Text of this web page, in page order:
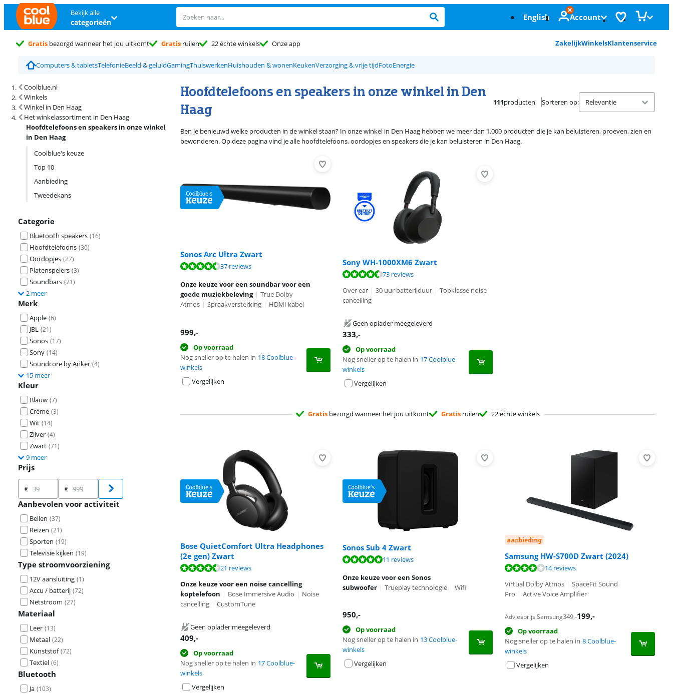
Bekijk alle
categorieën English Account
Gratis bezorgd wanneer het jou uitkomt Gratis ruilen 22 échte winkels Onze app ZakelijkWinkelsKlantenservice
Computers & tabletsTelefonieBeeld & geluidGamingThuiswerkenHuishouden & wonenKeukenVerzorging & vrije tijdFotoEnergie
Coolblue.nl
Winkels
Winkel in Den Haag
Het winkelassortiment in Den Haag
Hoofdtelefoons en speakers in onze winkel
in Den Haag
Coolblue's keuze
Top 10
Aanbieding
Tweedekans
Categorie
Bluetooth speakers (16)
Hoofdtelefoons (30)
Oordopjes (27)
Platenspelers (3)
Soundbars (21)
2 meer
Merk
Apple (6)
JBL (21)
Sonos (17)
Sony (14)
Soundcore by Anker (4)
15 meer
Kleur
Blauw (7)
Crème (3)
Wit (14)
Zilver (4)
Zwart (71)
9 meer
Prijs
Prijs
€ €
Aanbevolen voor activiteit
Bellen (37)
Reizen (21)
Sporten (19)
Televisie kijken (19)
Type stroomvoorziening
12V aansluiting (1)
Accu / batterij (72)
Netstroom (27)
Materiaal
Leer (13)
Metaal (22)
Kunststof (72)
Textiel (6)
Bluetooth
Ja (103)
Hoofdtelefoons en speakers in onze winkel in Den
Haag
Zoekresultaten en sortering
111producten Sorteren op:
Ben je benieuwd welke producten in de winkel staan? In onze winkel in Den Haag hebben we meer dan 1.000 producten die je kan beluisteren, proeven, zien en
bewonderen. Op deze pagina vind je alle hoofdtelefoons, oordopjes en speakers die je kan beluisteren in Den Haag.
Sonos Arc Ultra Zwart
Beoordeling is 8,9 van de 10, gebaseerd op 37 reviews.
37 reviews
Onze keuze voor een soundbar voor een
goede muziekbeleving | True Dolby
Atmos | Spraakversterking | HDMI kabel
999,-
Op voorraad
Nog sneller op te halen in 18 Coolblue-
winkels
Vergelijken
Sony WH-1000XM6 Zwart
73 reviews
Over ear | 30 uur batterijduur | Topklasse noise
cancelling
Geen oplader meegeleverd
333,-
Op voorraad
Nog sneller op te halen in 17 Coolblue-
winkels
Vergelijken
Gratisbezorgd wanneer het jou uitkomt Gratisruilen 22 échte winkels
Bose QuietComfort Ultra Headphones
(2e gen) Zwart
Beoordeling is 9,0 van de 10, gebaseerd op 21 reviews.
21 reviews
Onze keuze voor een noise cancelling
koptelefoon | Bose Immersive Audio | Noise
cancelling | CustomTune
Geen oplader meegeleverd
409,-
Op voorraad
Nog sneller op te halen in 17 Coolblue-
winkels
Vergelijken
Sonos Sub 4 Zwart
Beoordeling is 9,8 van de 10, gebaseerd op 11 reviews.
11 reviews
Onze keuze voor een Sonos
subwoofer | Trueplay technologie | Wifi
950,-
Op voorraad
Nog sneller op te halen in 13 Coolblue-
winkels
Vergelijken
aanbieding
Samsung HW-S700D Zwart (2024)
Beoordeling is 8,2 van de 10, gebaseerd op 14 reviews.
14 reviews
Virtual Dolby Atmos | SpaceFit Sound
Pro | Active Voice Amplifier
Adviesprijs Samsung349,-199,-
Op voorraad
Nog sneller op te halen in 8 Coolblue-
winkels
Vergelijken